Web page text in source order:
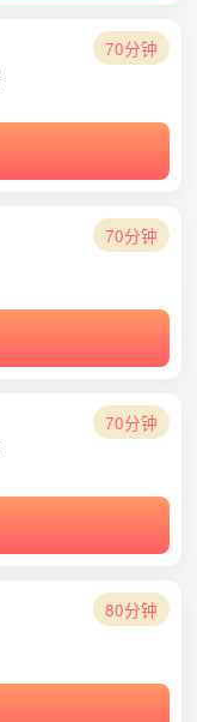
70分钟
70分钟
70分钟
80分钟